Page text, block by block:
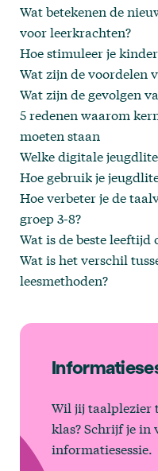
Wat betekenen de
voor leerkrachten?
Hoe stimuleer je
Wat zijn de voordelen
Wat zijn de gevolgen
5 redenen waarom
moeten staan
Welke digitale
Hoe gebruik je
Hoe verbeter je de
groep 3-8?
Wat is de beste leeftijd
Wat is het verschil
leesmethoden?
Wil jij taalplezier
klas? Schrijf je in
informatiesessie.